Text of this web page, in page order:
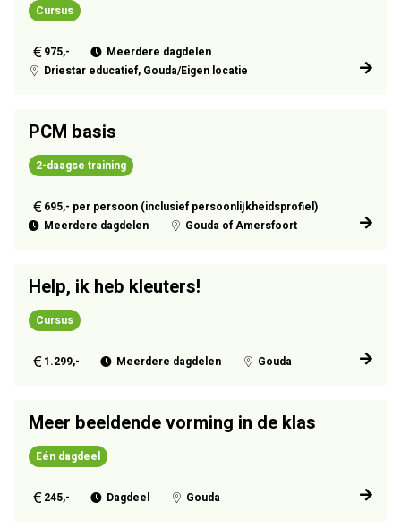
Cursus
975,-
Meerdere dagdelen
Driestar educatief, Gouda/Eigen locatie
PCM basis
2-daagse training
695,- per persoon (inclusief persoonlijkheidsprofiel)
Meerdere dagdelen
Gouda of Amersfoort
Help, ik heb kleuters!
Cursus
1.299,- Meerdere dagdelen Gouda
Meer beeldende vorming in de klas
Eén dagdeel
245,- Dagdeel Gouda